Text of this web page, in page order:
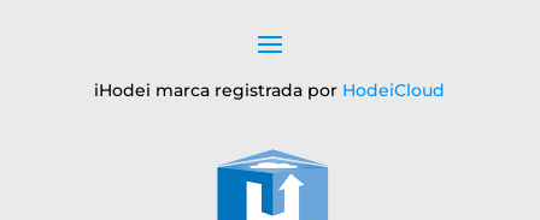
iHodei marca registrada por HodeiCloud